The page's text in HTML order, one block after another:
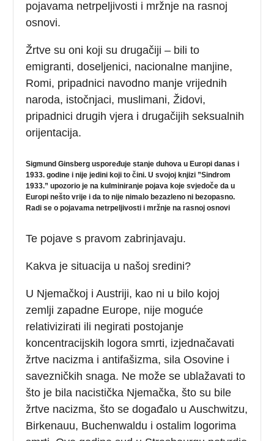
pojavama netrpeljivosti i mržnje na rasnoj
osnovi.
Žrtve su oni koji su drugačiji – bili to
emigranti, doseljenici, nacionalne manjine,
Romi, pripadnici navodno manje vrijednih
naroda, istočnjaci, muslimani, Židovi,
pripadnici drugih vjera i drugačijih seksualnih
orijentacija.
Sigmund Ginsberg uspoređuje stanje duhova u Europi danas i
1933. godine i nije jedini koji to čini. U svojoj knjizi ”Sindrom
1933.” upozorio je na kulminiranje pojava koje svjedoče da u
Europi nešto vrije i da to nije nimalo bezazleno ni bezopasno.
Radi se o pojavama netrpeljivosti i mržnje na rasnoj osnovi
Te pojave s pravom zabrinjavaju.
Kakva je situacija u našoj sredini?
U Njemačkoj i Austriji, kao ni u bilo kojoj
zemlji zapadne Europe, nije moguće
relativizirati ili negirati postojanje
koncentracijskih logora smrti, izjednačavati
žrtve nacizma i antifašizma, sila Osovine i
savezničkih snaga. Ne može se ublažavati to
što je bila nacistička Njemačka, što su bile
žrtve nacizma, što se događalo u Auschwitzu,
Birkenauu, Buchenwaldu i ostalim logorima